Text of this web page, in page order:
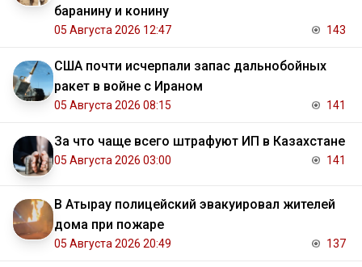
баранину и конину
05 Августа 2026 12:47 143
США почти исчерпали запас дальнобойных
ракет в войне с Ираном
05 Августа 2026 08:15 141
За что чаще всего штрафуют ИП в Казахстане
05 Августа 2026 03:00 141
В Атырау полицейский эвакуировал жителей
дома при пожаре
05 Августа 2026 20:49 137